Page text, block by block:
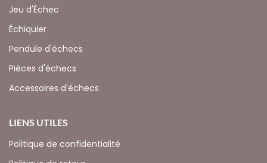
Jeu d'Échec
Échiquier
Pendule d'échecs
Pièces d'échecs
Accessoires d'échecs
LIENS UTILES
Politique de confidentialité